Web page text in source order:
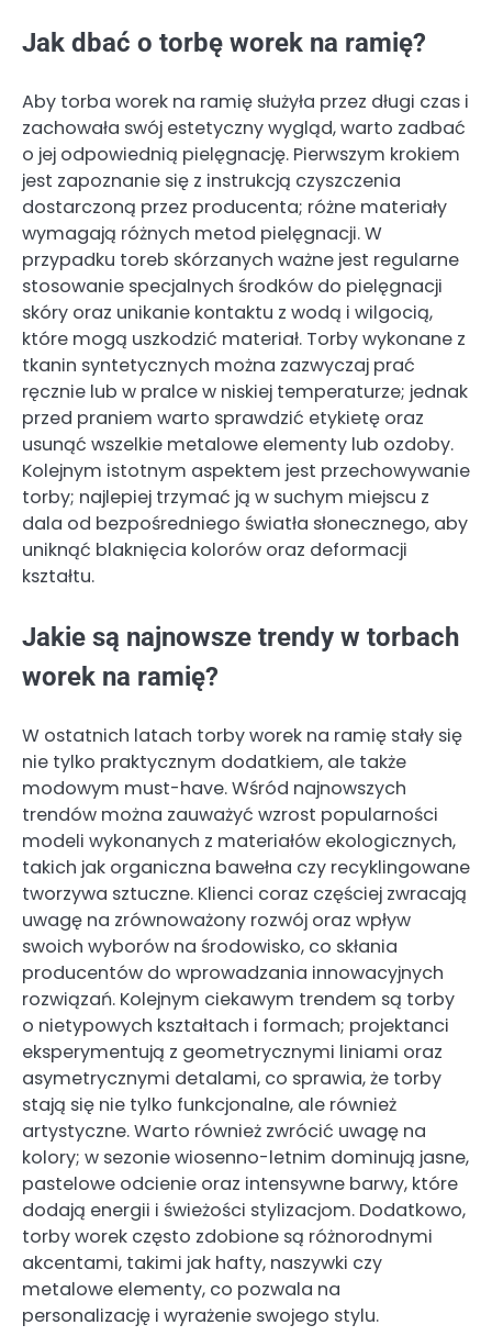
Jak dbać o torbę worek na ramię?
Aby torba worek na ramię służyła przez długi czas i
zachowała swój estetyczny wygląd, warto zadbać
o jej odpowiednią pielęgnację. Pierwszym krokiem
jest zapoznanie się z instrukcją czyszczenia
dostarczoną przez producenta; różne materiały
wymagają różnych metod pielęgnacji. W
przypadku toreb skórzanych ważne jest regularne
stosowanie specjalnych środków do pielęgnacji
skóry oraz unikanie kontaktu z wodą i wilgocią,
które mogą uszkodzić materiał. Torby wykonane z
tkanin syntetycznych można zazwyczaj prać
ręcznie lub w pralce w niskiej temperaturze; jednak
przed praniem warto sprawdzić etykietę oraz
usunąć wszelkie metalowe elementy lub ozdoby.
Kolejnym istotnym aspektem jest przechowywanie
torby; najlepiej trzymać ją w suchym miejscu z
dala od bezpośredniego światła słonecznego, aby
uniknąć blaknięcia kolorów oraz deformacji
kształtu.
Jakie są najnowsze trendy w torbach
worek na ramię?
W ostatnich latach torby worek na ramię stały się
nie tylko praktycznym dodatkiem, ale także
modowym must-have. Wśród najnowszych
trendów można zauważyć wzrost popularności
modeli wykonanych z materiałów ekologicznych,
takich jak organiczna bawełna czy recyklingowane
tworzywa sztuczne. Klienci coraz częściej zwracają
uwagę na zrównoważony rozwój oraz wpływ
swoich wyborów na środowisko, co skłania
producentów do wprowadzania innowacyjnych
rozwiązań. Kolejnym ciekawym trendem są torby
o nietypowych kształtach i formach; projektanci
eksperymentują z geometrycznymi liniami oraz
asymetrycznymi detalami, co sprawia, że torby
stają się nie tylko funkcjonalne, ale również
artystyczne. Warto również zwrócić uwagę na
kolory; w sezonie wiosenno-letnim dominują jasne,
pastelowe odcienie oraz intensywne barwy, które
dodają energii i świeżości stylizacjom. Dodatkowo,
torby worek często zdobione są różnorodnymi
akcentami, takimi jak hafty, naszywki czy
metalowe elementy, co pozwala na
personalizację i wyrażenie swojego stylu.